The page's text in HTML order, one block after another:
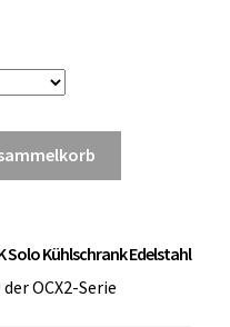
Solo Kühlschrank Edelstahl
OCX2-Serie